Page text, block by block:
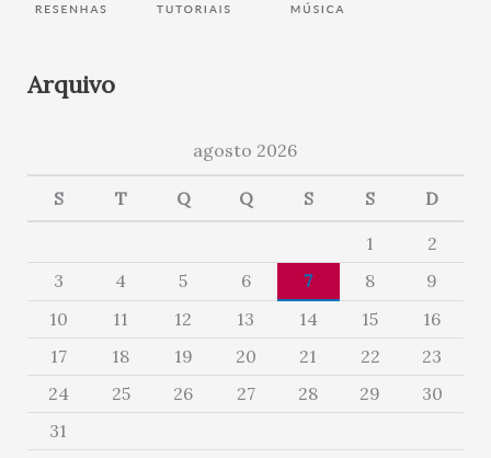
Arquivo
agosto 2026
S T Q Q S S D
1
2
3
4 5 6 7 8
9
10
11 12 13 14 15
16
17
18 19 20 21 22
23
24
25 26 27 28 29
30
31